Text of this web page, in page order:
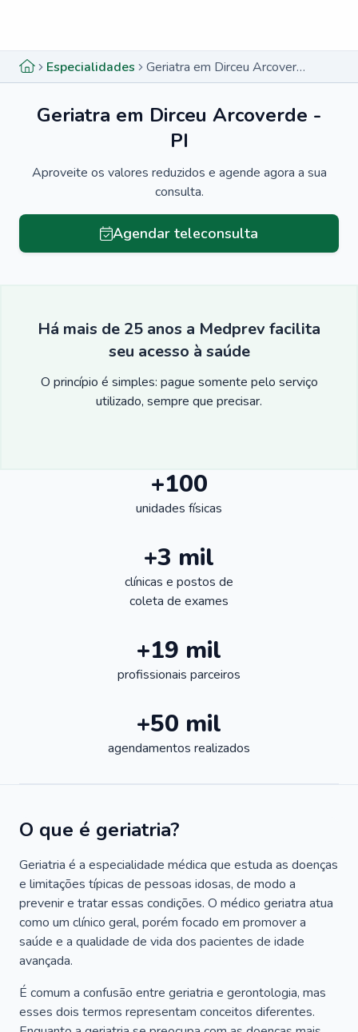
Especialidades Geriatra em Dirceu Arcoverde - PI
Geriatra em Dirceu Arcoverde -
PI
Aproveite os valores reduzidos e agende agora a sua
consulta.
Agendar teleconsulta
Há mais de 25 anos a Medprev facilita
seu acesso à saúde
O princípio é simples: pague somente pelo serviço
utilizado, sempre que precisar.
+100
unidades físicas
+3 mil
clínicas e postos de
coleta de exames
+19 mil
profissionais parceiros
+50 mil
agendamentos realizados
O que é geriatria?
Geriatria é a especialidade médica que estuda as doenças
e limitações típicas de pessoas idosas, de modo a
prevenir e tratar essas condições. O médico geriatra atua
como um clínico geral, porém focado em promover a
saúde e a qualidade de vida dos pacientes de idade
avançada.
É comum a confusão entre geriatria e gerontologia, mas
esses dois termos representam conceitos diferentes.